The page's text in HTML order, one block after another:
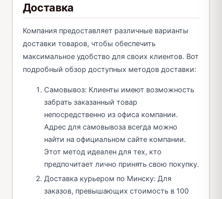
Доставка
Компания предоставляет различные варианты
доставки товаров, чтобы обеспечить
максимальное удобство для своих клиентов. Вот
подробный обзор доступных методов доставки:
Самовывоз: Клиенты имеют возможность
забрать заказанный товар
непосредственно из офиса компании.
Адрес для самовывоза всегда можно
найти на официальном сайте компании.
Этот метод идеален для тех, кто
предпочитает лично принять свою покупку.
Доставка курьером по Минску: Для
заказов, превышающих стоимость в 100